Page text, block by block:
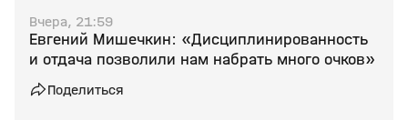
Вчера, 21:59
Евгений Мишечкин: «Дисциплинированность
и отдача позволили нам набрать много очков»
Поделиться